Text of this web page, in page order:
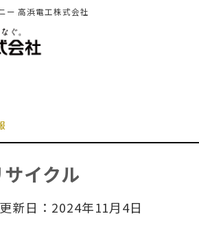
ー 高浜電工株式会社
イクル
新日：2024年11月4日